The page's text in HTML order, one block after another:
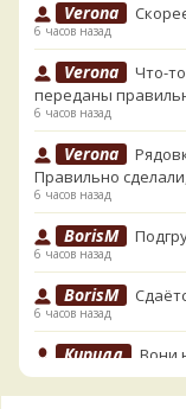
Verona
6 часов назад
Verona
Что-
переданы
6 часов назад
Verona
Правильно
6 часов назад
BorisM
6 часов назад
BorisM
6 часов назад
Кирилл
Вони
начали желтеть.
8 часов назад